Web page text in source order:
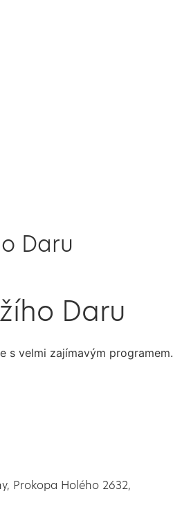
Daru
Daru
s velmi zajímavým programem.
Prokopa Holého 2632,